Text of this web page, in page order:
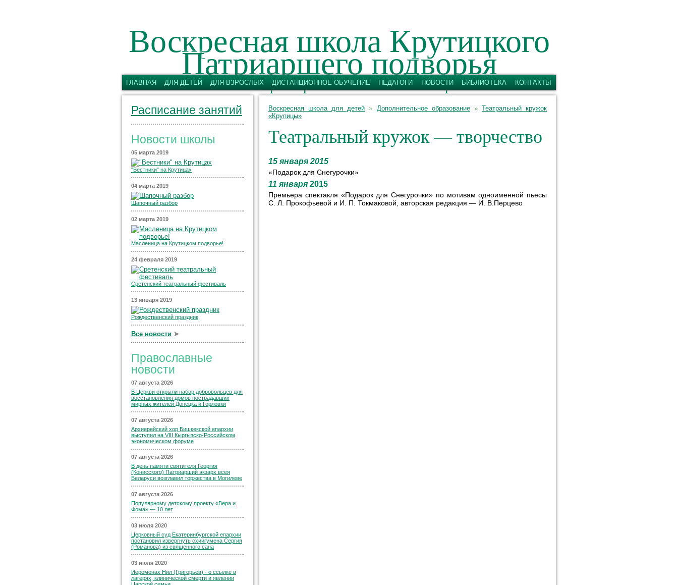
Воскресная школа Крутицкого
Патриаршего подворья
имени святых первоверховных апостолов Петра и Павла
ГЛАВНАЯ ДЛЯ ДЕТЕЙ ДЛЯ ВЗРОСЛЫХ ДИСТАНЦИОННОЕ ОБУЧЕНИЕ ПЕДАГОГИ НОВОСТИ БИБЛИОТЕКА КОНТАКТЫ
Расписание занятий
Новости школы
05 марта 2019
"Вестники" на Крутицах
04 марта 2019
Шапочный разбор
02 марта 2019
Масленица на Крутицком подворье!
24 февраля 2019
Сретенский театральный фестиваль
13 января 2019
Рождественский праздник
Все новости ➤
Православные
новости
07 августа 2026
В Церкви открыли набор добровольцев для
восстановления домов пострадавших
мирных жителей Донецка и Горловки
07 августа 2026
Архиерейский хор Бишкекской епархии
выступил на VIII Кыргызско-Российском
экономическом форуме
07 августа 2026
В день памяти святителя Георгия
(Конисского) Патриарший экзарх всея
Беларуси возглавил торжества в Могилеве
07 августа 2026
Популярному детскому проекту «Вера и
Фома» — 10 лет
03 июля 2020
Церковный суд Екатеринбургской епархии
постановил извергнуть схиигумена Сергия
(Романова) из священного сана
03 июля 2020
Иеромонах Нил (Григорьев) - о ссылке в
лагерях, клинической смерти и явлении
Воскресная школа для детей » Дополнительное образование» Театральный кружок
«Крупицы»
Театральный кружок — творчество
15 января 2015
«Подарок для Снегурочки»
11 января 2015
Премьера спектакля «Подарок для Снегурочки» по мотивам одноименной пьесы
С. Л. Прокофьевой и И. П. Токмаковой, авторская редакция — И. В.Перцево